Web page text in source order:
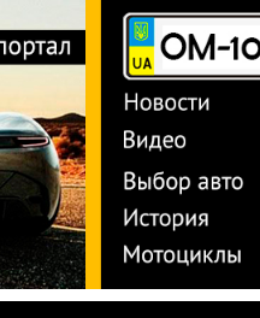
om-104